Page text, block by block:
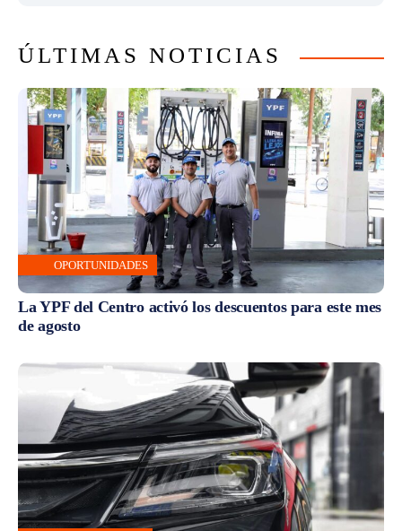
ÚLTIMAS NOTICIAS
OPORTUNIDADES
La YPF del Centro activó los descuentos para este mes
de agosto